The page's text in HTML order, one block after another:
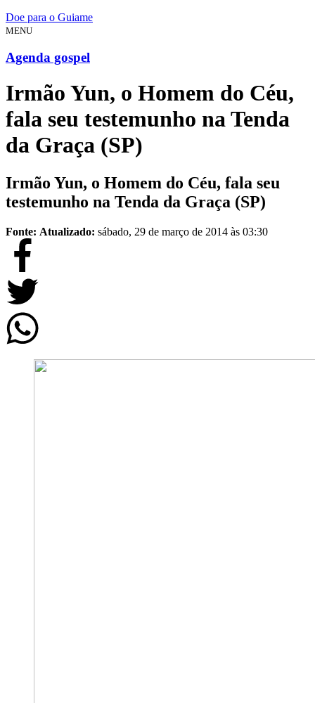
Doe para o Guiame
MENU
Agenda gospel
Irmão Yun, o Homem do Céu,
fala seu testemunho na Tenda
da Graça (SP)
Irmão Yun, o Homem do Céu, fala seu
testemunho na Tenda da Graça (SP)
Fonte: Atualizado: sábado, 29 de março de 2014 às 03:30